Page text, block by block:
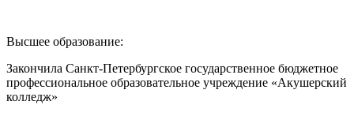
Высшее образование:
Закончила Санкт-Петербургское государственное бюджетное
профессиональное образовательное учреждение «Акушерский
колледж»